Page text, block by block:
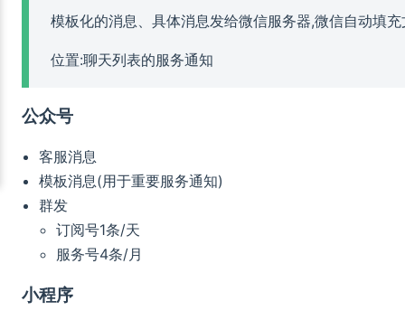
模板化的消息、具体消息发给微信服务器,微信自动填
位置:聊天列表的服务通知
公众号
客服消息
模板消息(用于重要服务通知)
群发
订阅号1条/天
服务号4条/月
小程序